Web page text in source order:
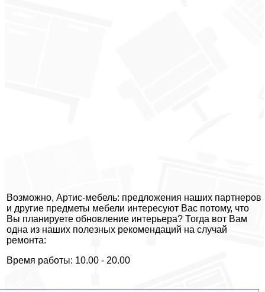
Возможно, Артис-мебель: предложения наших партнеров
и другие предметы мебели интересуют Вас потому, что
Вы планируете обновление интерьера? Тогда вот Вам
одна из наших полезных рекомендаций на случай
ремонта:
Время работы: 10.00 - 20.00